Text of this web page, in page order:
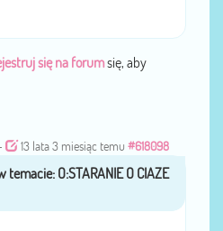
się na forumsię, aby
13 lata 3 miesiąc temu #618098
Marta M